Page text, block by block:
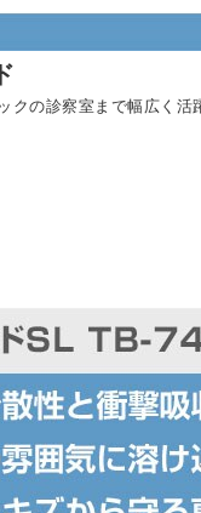
クの診察室まで幅広く